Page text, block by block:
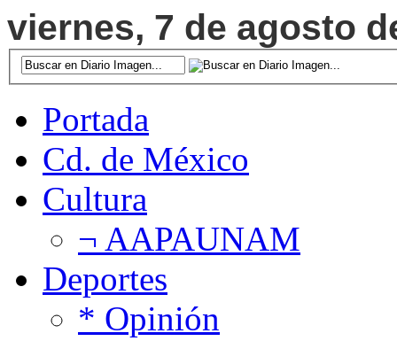
viernes, 7 de agosto
Portada
Cd. de México
Cultura
¬ AAPAUNAM
Deportes
* Opinión